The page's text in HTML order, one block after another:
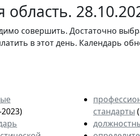
совершить. Достаточно
в этот день. Календарь
стандарты (